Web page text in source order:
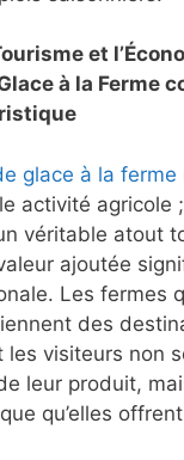
et
à la Ferme
glace à la ferme
activité agricole
véritable atout
ajoutée
Les fermes
des
les visiteurs non
leur produit,
qu’elles